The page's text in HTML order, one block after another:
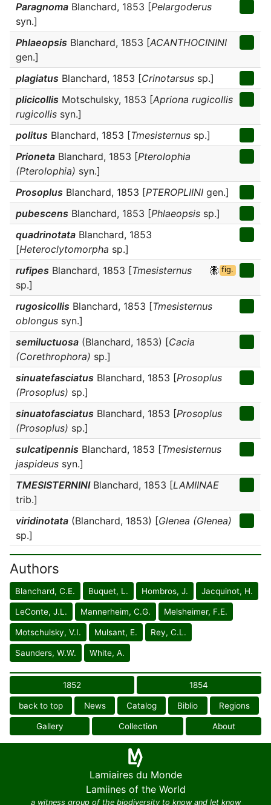
Paragnoma Blanchard, 1853 [Pelargoderus
syn.]
Phlaeopsis Blanchard, 1853 [ACANTHOCININI
gen.]
plagiatus Blanchard, 1853 [Crinotarsus sp.]
plicicollis Motschulsky, 1853 [Apriona rugicollis
rugicollis syn.]
politus Blanchard, 1853 [Tmesisternus sp.]
Prioneta Blanchard, 1853 [Pterolophia
(Pterolophia) syn.]
Prosoplus Blanchard, 1853 [PTEROPLIINI gen.]
pubescens Blanchard, 1853 [Phlaeopsis sp.]
quadrinotata Blanchard, 1853
[Heteroclytomorpha sp.]
rufipes Blanchard, 1853 [Tmesisternus
sp.]
fig.
rugosicollis Blanchard, 1853 [Tmesisternus
oblongus syn.]
semiluctuosa (Blanchard, 1853) [Cacia
(Corethrophora) sp.]
sinuatefasciatus Blanchard, 1853 [Prosoplus
(Prosoplus) sp.]
sinuatofasciatus Blanchard, 1853 [Prosoplus
(Prosoplus) sp.]
sulcatipennis Blanchard, 1853 [Tmesisternus
jaspideus syn.]
TMESISTERNINIBlanchard, 1853 [LAMIINAE
trib.]
viridinotata (Blanchard, 1853) [Glenea (Glenea)
sp.]
Authors
Blanchard, C.E. Buquet, L. Hombros, J. Jacquinot, H.
LeConte, J.L. Mannerheim, C.G. Melsheimer, F.E.
Motschulsky, V.I. Mulsant, E. Rey, C.L.
Saunders, W.W. White, A.
1852 1854
back to top News Catalog Biblio Regions
Gallery Collection About
Lamiaires du Monde
Lamiines of the World
a witness group of the biodiversity to know and let know